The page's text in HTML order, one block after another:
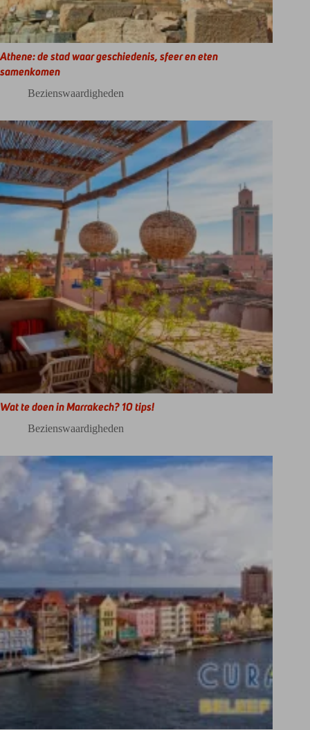
Athene: de stad waar geschiedenis, sfeer en eten
samenkomen
Bezienswaardigheden
Wat te doen in Marrakech? 10 tips!
Bezienswaardigheden